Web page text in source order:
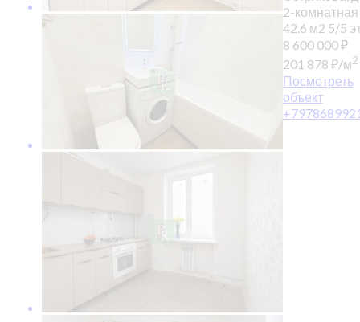
2-комнатная
42.6 м2 5/5
8 600 000₽
201 878 ₽/м2
Посмотреть
объект